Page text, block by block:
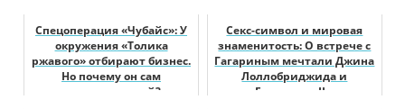
Спецоперация «Чубайс»: У
окружения «Толика
ржавого» отбирают бизнес.
Но почему он сам
неприкасаемый?
Секс-символ и мировая
знаменитость: О встрече с
Гагариным мечтали Джина
Лоллобриджида и
Елизавета II...